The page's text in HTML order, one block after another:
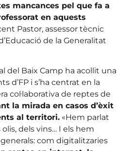
mancances pel que fa a
en aquests
Pastor, assessor tècnic
de la Generalitat
del Baix Camp ha acollit una
d’FP i s’ha centrat en la
col·laborativa de reptes de
la mirada en casos d’èxit
al territori. «Hem parlat
olis, dels vins… I els hem
com digitalitzaries